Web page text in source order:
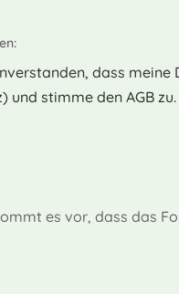
dass
und stimme den AGB zu.
es vor, dass das